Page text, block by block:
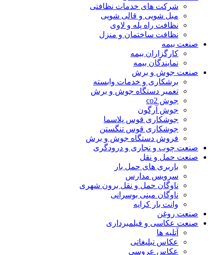
شرکت های خدمات نظافتی
مبل شویی و قالی شویی
نظافت راه پله و لاوی
نظافت ساختمان و منزل
صنعت بیمه
کارگزاران بیمه
نمایندگان بیمه
صنعت جوش و برش
برشکاری و خدمات وابسته
تعمیر دستگاه جوش و برش
جوش co2
جوش آرگون
جوشکاری قوس پلاسما
جوشکاری قوس تنگستن
فروش دستگاه جوش و برش
صنعت چوب و نجاری و درودگری
صنعت حمل و نقل
باربری های حمل بار
سرویس مدارس
ناوگان حمل و نقل برون شهری
ناوگان مینی بوسرانی
وانت بار کرایه
صنعت روغن
صنعت عکاسی و فیلمبرداری
آتلیه ها
عکاس تبلیغاتی
عکاس عروسی